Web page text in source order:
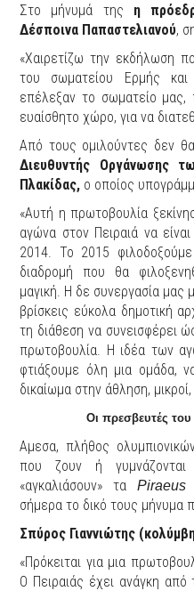
Στο μήνυμά της η
Δέσποινα Παπαστελιανού,
«Χαιρετίζω την εκδήλωση
του σωματείου Ερμής
επέλεξαν το σωματείο μας,
ευαίσθητο χώρο, για να
Από τους ομιλούντες δεν
Διευθυντής Οργάνωσης
Πλακίδας, ο οποίος
«Αυτή η πρωτοβουλία
αγώνα στον Πειραιά να
2014. Το 2015
διαδρομή που θα
μαγική. Η δε συνεργασία
βρίσκεις εύκολα δημοτική
τη διάθεση να συνεισφέρει
πρωτοβουλία. Η ιδέα των
φτιάξουμε όλη μια ομάδα,
δικαίωμα στην άθληση,
Οι πρεσβευτές του
Αμεσα, πλήθος
που ζουν ή
«αγκαλιάσουν» ταPiraeus
σήμερα το δικό τους μήνυμα
Σπύρος Γιαννιώτης
«Πρόκειται για μια
Ο Πειραιάς έχει ανάγκη από